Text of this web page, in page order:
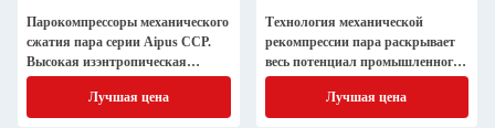
Парокомпрессоры механического
сжатия пара серии Aipus CCP.
Высокая изэнтропическая
эффективность. Экономия
Лучшая цена
Технология механической
рекомпрессии пара раскрывает
весь потенциал промышленного
процесса
Лучшая цена